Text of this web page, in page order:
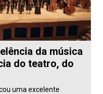
da música
do teatro, do
uma excelente